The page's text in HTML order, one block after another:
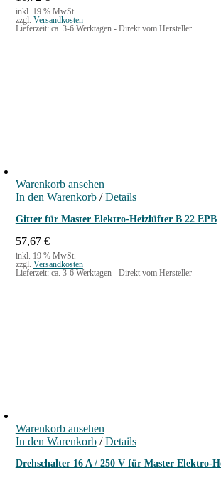
inkl. 19 % MwSt.
zzgl. Versandkosten
Lieferzeit: ca. 3-6 Werktagen - Direkt vom Hersteller
Warenkorb ansehen
In den Warenkorb / Details
Gitter für Master Elektro-Heizlüfter B 22 EPB
57,67 €
inkl. 19 % MwSt.
zzgl. Versandkosten
Lieferzeit: ca. 3-6 Werktagen - Direkt vom Hersteller
Warenkorb ansehen
In den Warenkorb / Details
Drehschalter 16 A / 250 V für Master Elektro-